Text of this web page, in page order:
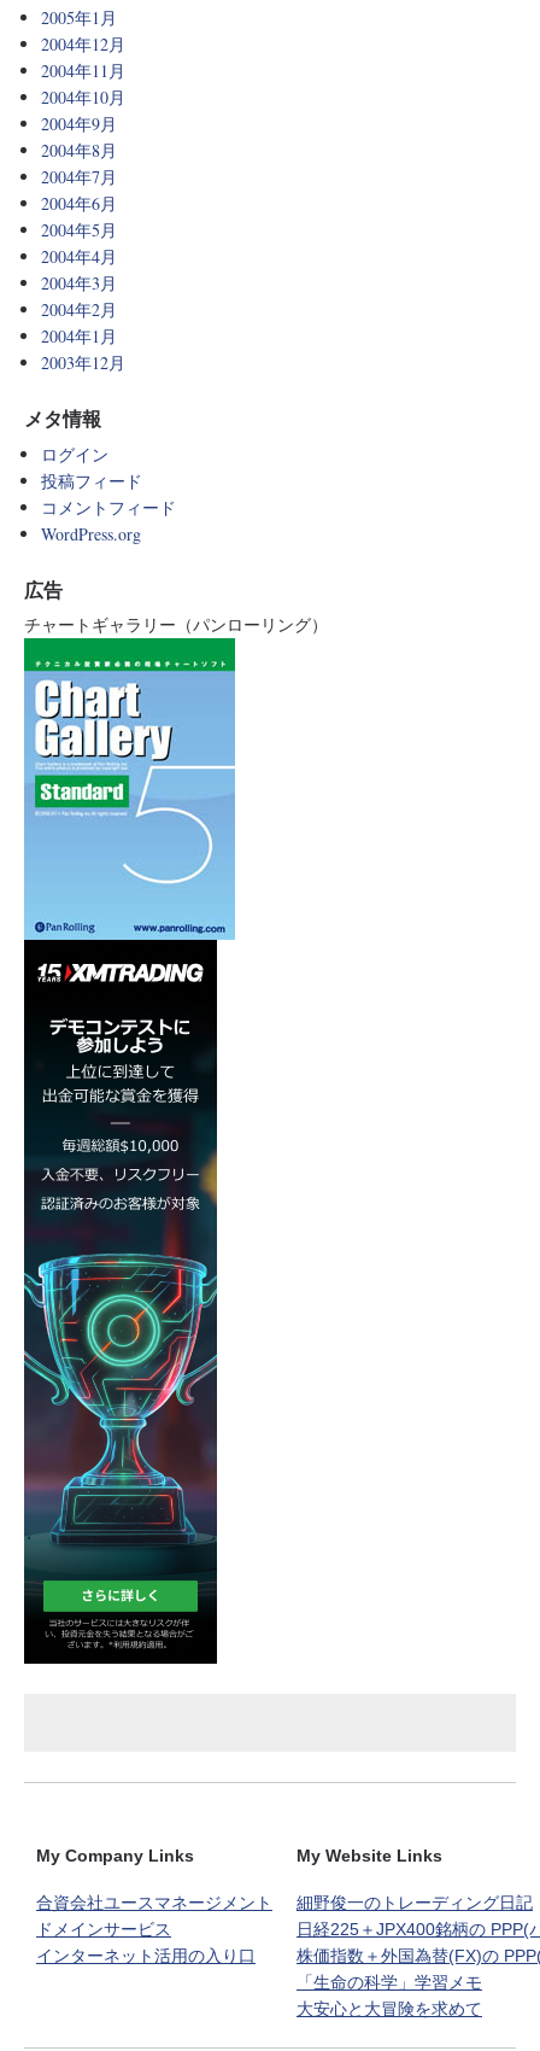
2005年1月
2004年12月
2004年11月
2004年10月
2004年9月
2004年8月
2004年7月
2004年6月
2004年5月
2004年4月
2004年3月
2004年2月
2004年1月
2003年12月
メタ情報
ログイン
投稿フィード
コメントフィード
WordPress.org
広告
チャートギャラリー（パンローリング）
My Company Links
合資会社ユースマネージメント
ドメインサービス
インターネット活用の入り口
My Website Links
細野俊一のトレーディング日記
日経225＋JPX400銘柄の PPP(
株価指数＋外国為替(FX)の
「生命の科学」学習メモ
大安心と大冒険を求めて